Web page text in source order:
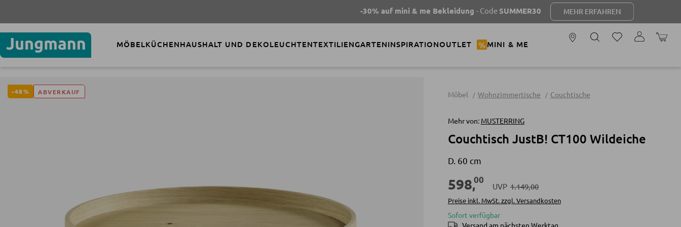
-30% auf mini & me Bekleidung- CodeSUMMER30 MEHR ERFAHREN
MÖBELKÜCHENHAUSHALT UND DEKOLEUCHTENTEXTILIENGARTENINSPIRATIONOUTLET % MINI & ME
-48% ABVERKAUF Möbel Wohnzimmertische Couchtische
Mehr von: MUSTERRING
Couchtisch JustB! CT100 Wildeiche
D. 60 cm
598,00
UVP 1.149,00
Preise inkl. MwSt. zzgl. Versandkosten
Sofort verfügbar
Versand am nächsten Werktag